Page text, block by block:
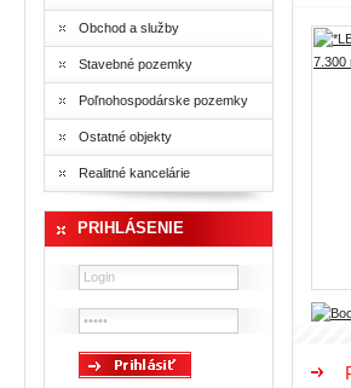
Obchod a služby
Stavebné pozemky
Poľnohospodárske pozemky
Ostatné objekty
Realitné kancelárie
PRIHLÁSENIE